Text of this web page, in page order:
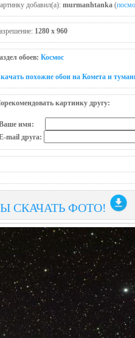
добавил(а): murmanhtanka (
1280 x 960
обоев: Космос
похожие обои на Комета и
картинку другу:
имя:
mail друга:
СКАЧАТЬ ФОТО!